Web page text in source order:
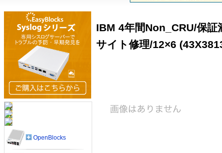
IBM 4年間Non_CRU/保
サイト修理/12×6
OpenBlocks